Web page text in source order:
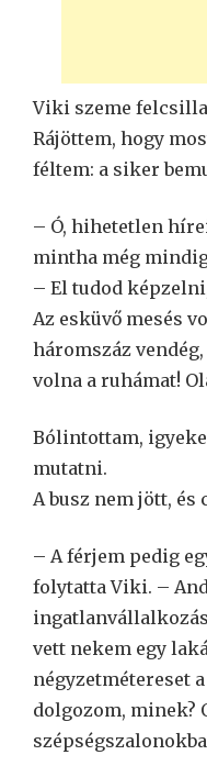
Viki szeme
Rájöttem, hogy
féltem: a siker
– Ó, hihetetlen
mintha még
– El tudod
Az esküvő mesés
háromszáz
volna a ruhámat!
Bólintottam,
mutatni.
A busz nem jött, és
– A férjem pedig
folytatta Viki. –
vett nekem egy
négyzetmétereset
dolgozom, minek?